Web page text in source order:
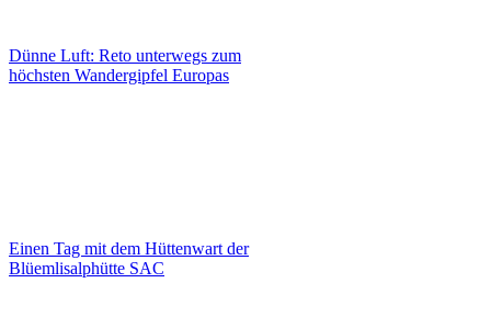
Dünne Luft: Reto unterwegs zum
höchsten Wandergipfel Europas
Einen Tag mit dem Hüttenwart der
Blüemlisalphütte SAC